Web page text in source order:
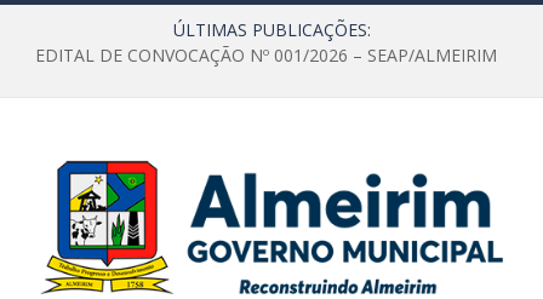
ÚLTIMAS PUBLICAÇÕES:
EDITAL DE CONVOCAÇÃO Nº 001/2026 – SEAP/ALMEIRIM